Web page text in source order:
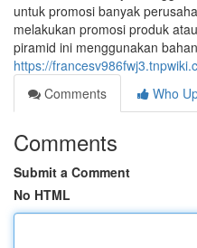
untuk promosi banyak
melakukan promosi produk
piramid ini menggunakan
https://
Comments
Who
Comments
Submit a Comment
No HTML